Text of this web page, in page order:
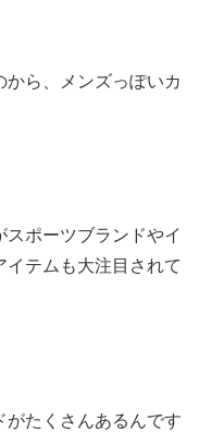
ら、メンズっぽいカ
ポーツブランドやイ
イテムも大注目されて
がたくさんあるんです